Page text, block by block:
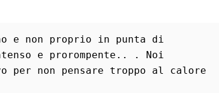
e non proprio in punta di
e prorompente.. . Noi
per non pensare troppo al calore